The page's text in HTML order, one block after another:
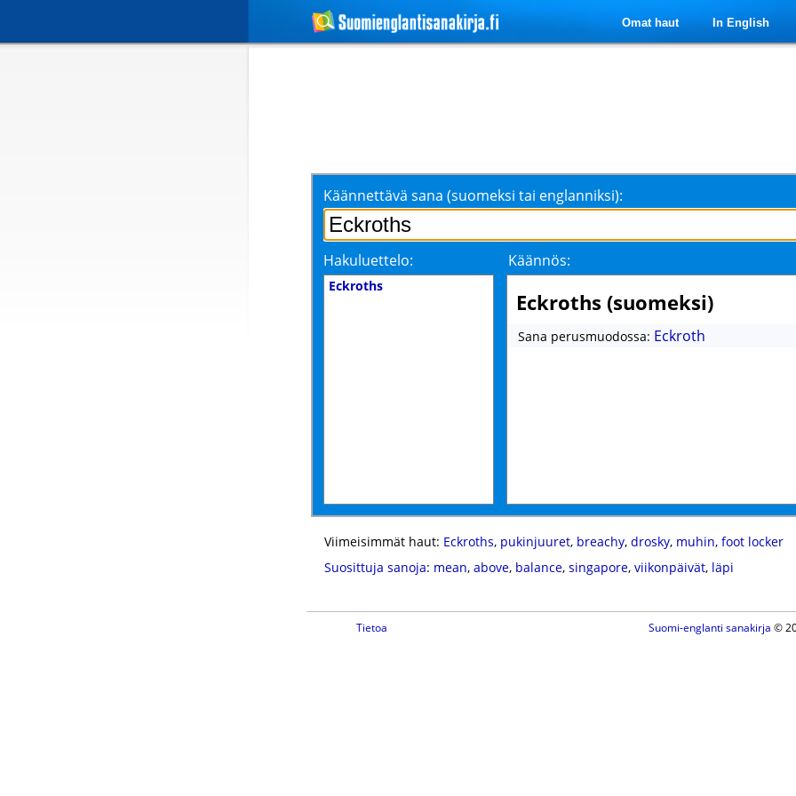
Omat haut In English
Käännettävä sana (suomeksi tai englanniksi):
Hakuluettelo: Käännös:
Eckroths
Eckroths (suomeksi)
Sana perusmuodossa: Eckroth
Viimeisimmät haut: Eckroths, pukinjuuret, breachy, drosky, muhin, foot locker
Suosittuja sanoja: mean, above, balance, singapore, viikonpäivät, läpi
Tietoa Suomi-englanti sanakirja ©